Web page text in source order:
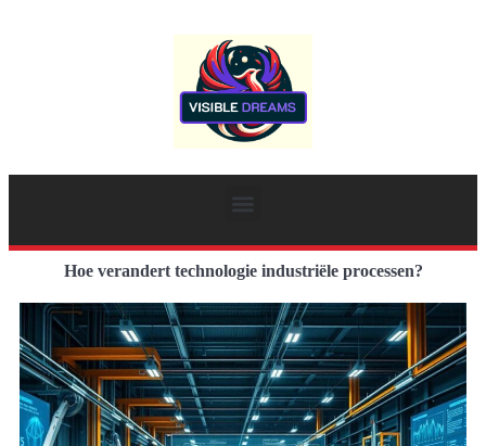
Hoe verandert technologie industriële processen?